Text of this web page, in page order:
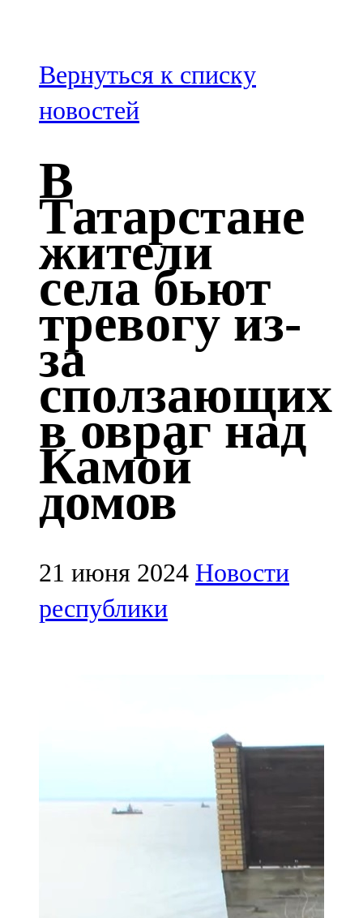
100,3 FM
Зәй
106,6 FM
Кадыбаш
105,2 FM
Казан
91,5 FM
Кайбыч
106,1 FM
Кама тамагы
71,51 FM
Кукмара
107,9 FM
Лениногорский
102,1 FM
Мамадыш
106,2 FM
Нурлат
Вернуться к списку
новостей
В
Татарстане
жители
села бьют
тревогу из-
за
сползающих
в овраг над
Камой
домов
21 июня 2024 Новости
республики